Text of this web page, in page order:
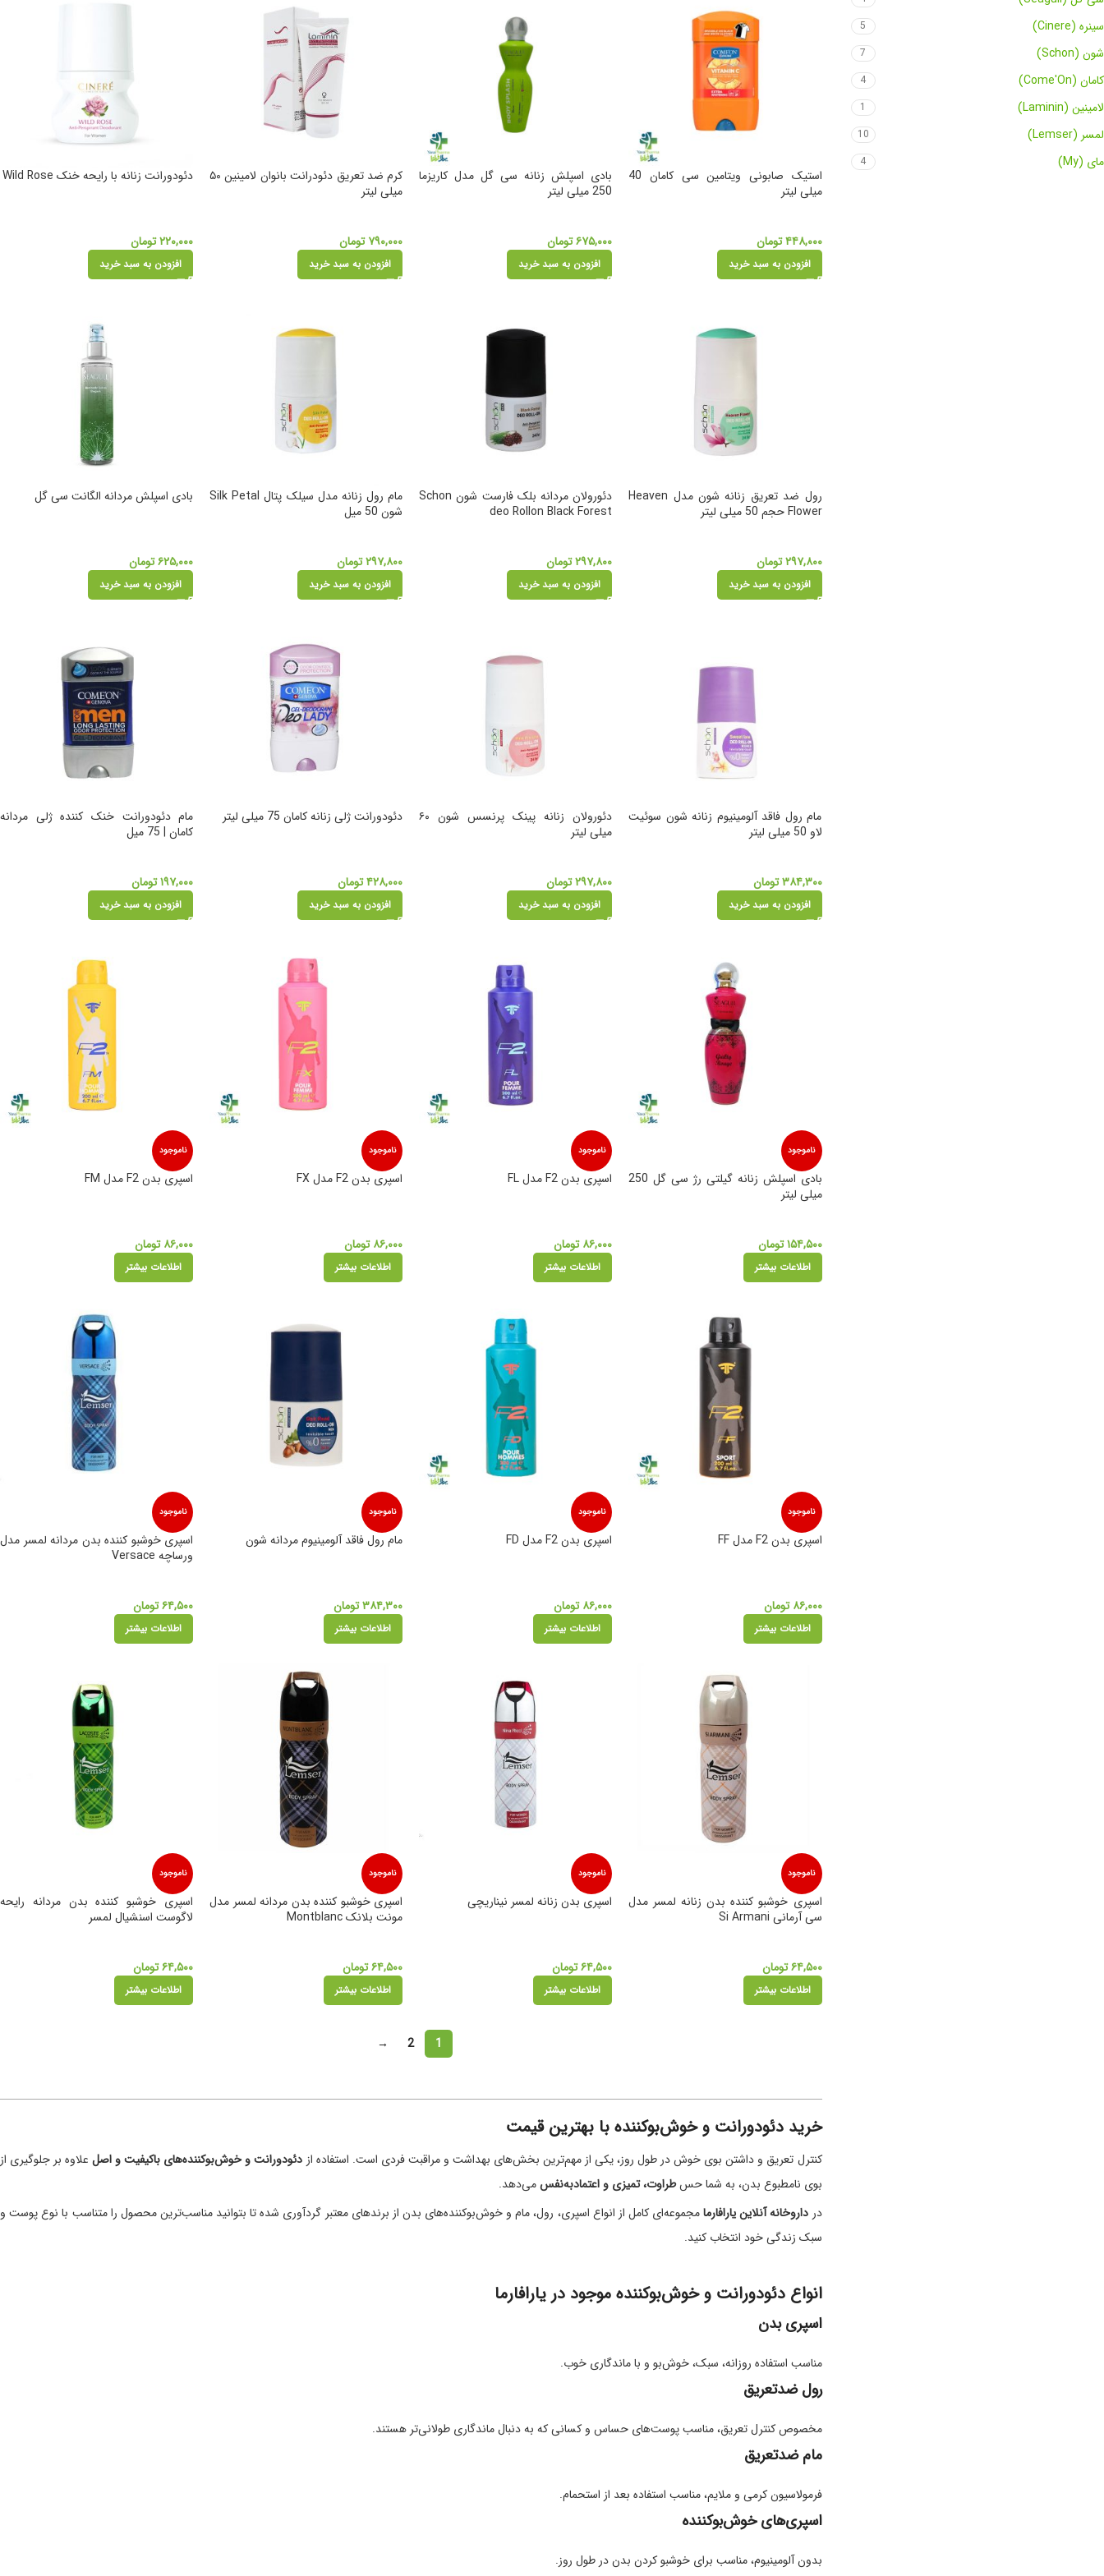
سینره (Cinere) 5
شون (Schon) 7
کامان (Come'On) 4
لامینین (Laminin) 1
لمسر (Lemser) 10
مای (My) 4
استیک صابونی ویتامین سی کامان 40
میلی لیتر
۴۴۸,۰۰۰ تومان
افزودن به سبد خرید
بادی اسپلش زنانه سی گل مدل کاریزما
250 میلی لیتر
۶۷۵,۰۰۰تومان
افزودن به سبد خرید
کرم ضد تعریق دئودرانت بانوان لامینین ۵۰
میلی لیتر
۷۹۰,۰۰۰ تومان
افزودن به سبد خرید
دئودورانت زنانه با رایحه خنک Wild Rose
۲۲۰,۰۰۰تومان
افزودن به سبد خرید
رول ضد تعریق زنانه شون مدل Heaven
Flower حجم 50 میلی لیتر
۲۹۷,۸۰۰ تومان
افزودن به سبد خرید
دئورولان مردانه بلک فارست شون Schon
deo Rollon Black Forest
۲۹۷,۸۰۰تومان
افزودن به سبد خرید
مام رول زنانه مدل سیلک پتال Silk Petal
شون 50 میل
۲۹۷,۸۰۰تومان
افزودن به سبد خرید
بادی اسپلش مردانه الگانت سی گل
۶۲۵,۰۰۰تومان
افزودن به سبد خرید
مام رول فاقد آلومینیوم زنانه شون سوئیت
لاو 50 میلی لیتر
۳۸۴,۳۰۰ تومان
افزودن به سبد خرید
دئورولان زنانه پینک پرنسس شون ۶۰
میلی لیتر
۲۹۷,۸۰۰تومان
افزودن به سبد خرید
دئودورانت ژلی زنانه کامان 75 میلی لیتر
۴۲۸,۰۰۰تومان
افزودن به سبد خرید
مام دئودورانت خنک کننده ژلی مردانه
کامان | 75 میل
۱۹۷,۰۰۰تومان
افزودن به سبد خرید
ناموجود
بادی اسپلش زنانه گیلتی رژ سی گل 250
میلی لیتر
۱۵۴,۵۰۰ تومان
اطلاعات بیشتر
ناموجود
اسپری بدن F2 مدل FL
۸۶,۰۰۰ تومان
اطلاعات بیشتر
ناموجود
اسپری بدن F2 مدل FX
۸۶,۰۰۰ تومان
اطلاعات بیشتر
ناموجود
اسپری بدن F2 مدل FM
۸۶,۰۰۰ تومان
اطلاعات بیشتر
ناموجود
اسپری بدن F2 مدل FF
۸۶,۰۰۰ تومان
اطلاعات بیشتر
ناموجود
اسپری بدن F2 مدل FD
۸۶,۰۰۰ تومان
اطلاعات بیشتر
ناموجود
مام رول فاقد آلومینیوم مردانه شون
۳۸۴,۳۰۰تومان
اطلاعات بیشتر
ناموجود
اسپری خوشبو کننده بدن مردانه لمسر مدل
ورساچه Versace
۶۴,۵۰۰تومان
اطلاعات بیشتر
ناموجود
اسپری خوشبو کننده بدن زنانه لمسر مدل
سی آرمانی Si Armani
۶۴,۵۰۰ تومان
اطلاعات بیشتر
ناموجود
اسپری بدن زنانه لمسر نیناریچی
۶۴,۵۰۰تومان
اطلاعات بیشتر
ناموجود
اسپری خوشبو کننده بدن مردانه لمسر مدل
مونت بلانک Montblanc
۶۴,۵۰۰تومان
اطلاعات بیشتر
ناموجود
اسپری خوشبو کننده بدن مردانه رایحه
لاگوست اسنشیال لمسر
۶۴,۵۰۰تومان
اطلاعات بیشتر
1
2
→
خرید دئودورانت و خوش‌بوکننده با بهترین قیمت
کنترل تعریق و داشتن بوی خوش در طول روز، یکی از مهم‌ترین بخش‌های بهداشت و مراقبت فردی است. استفاده از دئودورانت و خوش‌بوکننده‌های باکیفیت و اصلعلاوه بر جلوگیری از
بوی نامطبوع بدن، به شما حسطراوت، تمیزی و اعتمادبه‌نفسمی‌دهد.
در داروخانه آنلاین یارافارمامجموعه‌ای کامل از انواع اسپری، رول، مام و خوش‌بوکننده‌های بدن از برندهای معتبر گردآوری شده تا بتوانید مناسب‌ترین محصول را متناسب با نوع پوست و
سبک زندگی خود انتخاب کنید.
انواع دئودورانت و خوش‌بوکننده موجود در یارافارما
اسپری بدن
مناسب استفاده روزانه، سبک، خوش‌بو و با ماندگاری خوب.
رول ضدتعریق
مخصوص کنترل تعریق، مناسب پوست‌های حساس و کسانی که به دنبال ماندگاری طولانی‌تر هستند.
مام ضدتعریق
فرمولاسیون کرمی و ملایم، مناسب استفاده بعد از استحمام.
اسپری‌های خوش‌بوکننده
بدون آلومینیوم، مناسب برای خوشبو کردن بدن در طول روز.